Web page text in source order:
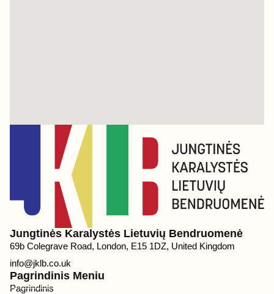
Jungtinės Karalystės Lietuvių Bendruomenė
69b Colegrave Road, London, E15 1DZ, United Kingdom
info@jklb.co.uk
Pagrindinis Meniu
Pagrindinis